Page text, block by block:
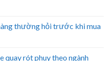
thường hỏi trước khi mua
quay rót phuy theo ngành